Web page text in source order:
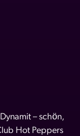
– schön,
Hot Peppers